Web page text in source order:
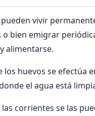
pueden vivir
o bien emigrar
alimentarse.
los huevos se efectúa
el agua está
corrientes se las